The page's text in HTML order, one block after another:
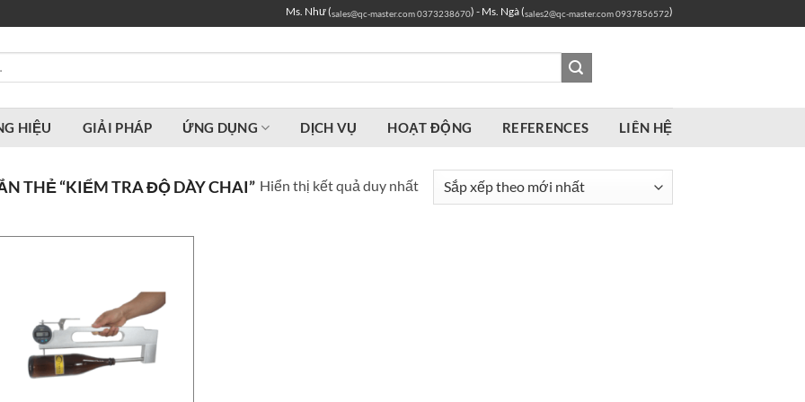
Ms. Như (sales@qc-master.com0373238670) - Ms. Ngà (sales2@qc-master.com0937856572)
HIỆU GIẢI PHÁP ỨNG DỤNG DỊCH VỤ HOẠT ĐỘNG REFERENCES LIÊN HỆ
THẺ “KIỂM TRA ĐỘ DÀY CHAI” Hiển thị kết quả duy nhất